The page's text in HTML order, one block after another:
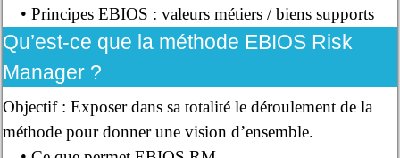
• Principes EBIOS : valeurs métiers / biens supports
Qu’est-ce que la méthode EBIOS Risk
Manager ?
Objectif : Exposer dans sa totalité le déroulement de la
méthode pour donner une vision d’ensemble.